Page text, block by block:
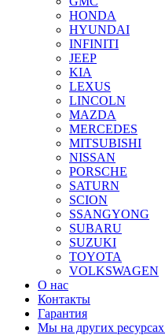
HONDA
HYUNDAI
INFINITI
JEEP
KIA
LEXUS
LINCOLN
MAZDA
MERCEDES
MITSUBISHI
NISSAN
PORSCHE
SATURN
SCION
SSANGYONG
SUBARU
SUZUKI
TOYOTA
VOLKSWAGEN
О нас
Контакты
Гарантия
Мы на других ресурсах